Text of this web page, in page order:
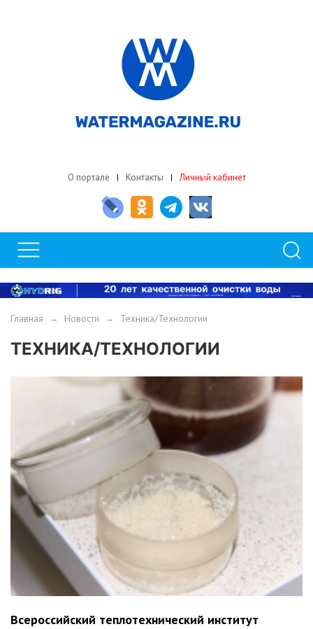
О портале Контакты Личный кабинет
Главная → Новости → Техника/Технологии
ТЕХНИКА/ТЕХНОЛОГИИ
Всероссийский теплотехнический институт